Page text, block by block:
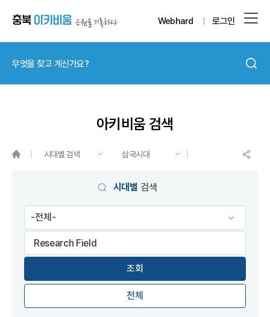
Webhard 로그인
아키비움 검색
시대별 검색 삼국시대
시대별 검색
전체